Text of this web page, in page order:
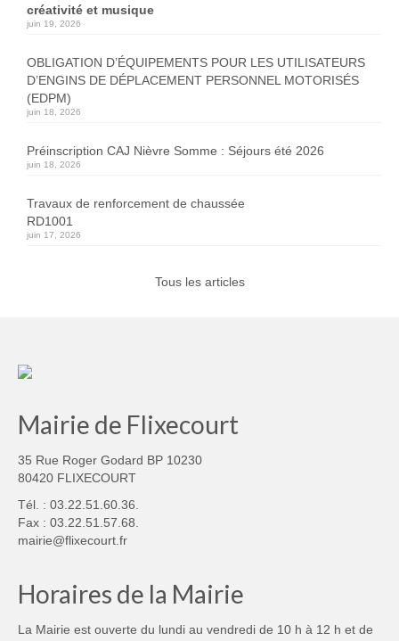
créativité et musique
juin 19, 2026
OBLIGATION D’ÉQUIPEMENTS POUR LES UTILISATEURS
D’ENGINS DE DÉPLACEMENT PERSONNEL MOTORISÉS
(EDPM)
juin 18, 2026
Préinscription CAJ Nièvre Somme : Séjours été 2026
juin 18, 2026
Travaux de renforcement de chaussée
RD1001
juin 17, 2026
Tous les articles
Mairie de Flixecourt
35 Rue Roger Godard BP 10230
80420 FLIXECOURT
Tél. : 03.22.51.60.36.
Fax : 03.22.51.57.68.
mairie@flixecourt.fr
Horaires de la Mairie
La Mairie est ouverte du lundi au vendredi de 10 h à 12 h et de